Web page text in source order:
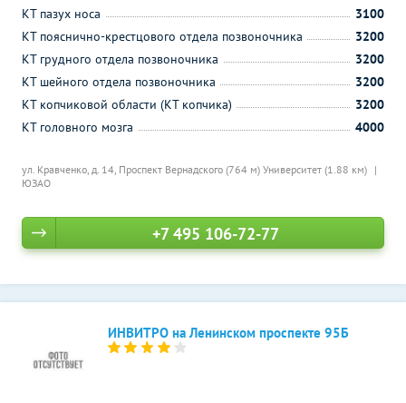
ул. Кравченко, д. 14, Проспект Вернадского (764 м) Университет (1.88 км)
ЮЗАО
КТ пазух носа
3100
КТ пояснично-крестцового отдела позвоночника
3200
КТ грудного отдела позвоночника
3200
КТ шейного отдела позвоночника
3200
КТ копчиковой области (КТ копчика)
3200
КТ головного мозга
4000
+7 495 106-72-77
ИНВИТРО на Ленинском проспекте 95Б